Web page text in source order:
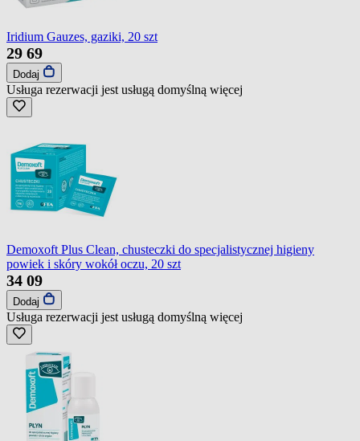
Iridium Gauzes, gaziki, 20 szt
29 69
Dodaj
Usługa rezerwacji jest usługą domyślną więcej
Demoxoft Plus Clean, chusteczki do specjalistycznej higieny
powiek i skóry wokół oczu, 20 szt
34 09
Dodaj
Usługa rezerwacji jest usługą domyślną więcej